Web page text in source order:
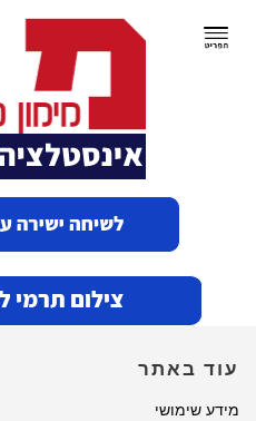
תפריט
עוד באתר
מידע שימושי